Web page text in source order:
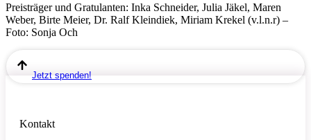
Preisträger und Gratulanten: Inka Schneider, Julia Jäkel, Maren
Weber, Birte Meier, Dr. Ralf Kleindiek, Miriam Krekel (v.l.n.r) –
Foto: Sonja Och
Jetzt spenden!
Kontakt